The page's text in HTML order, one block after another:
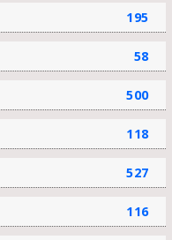
195
58
500
118
527
116